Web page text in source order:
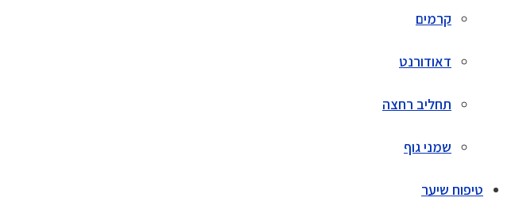
קרמים
דאודורנט
תחליב רחצה
שמני גוף
טיפוח שיער